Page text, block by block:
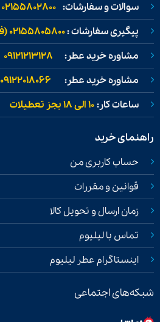
سوالات و سفارشات: 02155802800 (۱۰ تا ۱۸)
پیگیری سفارشات :02155805800 (فقط ۱۳ تا ۱۸)
مشاوره خرید عطر: 09121213128
مشاوره خرید عطر: 09122018066
ساعات کار:۱۰ الی ۱۸ بجز تعطیلات
راهنمای خرید
حساب کاربری من
قوانین و مقررات
زمان ارسال و تحویل کالا
تماس با لیلیوم
اینستاگرام عطر لیلیوم
شبکه‌های اجتماعی